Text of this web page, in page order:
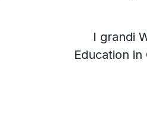
I grandi
Education